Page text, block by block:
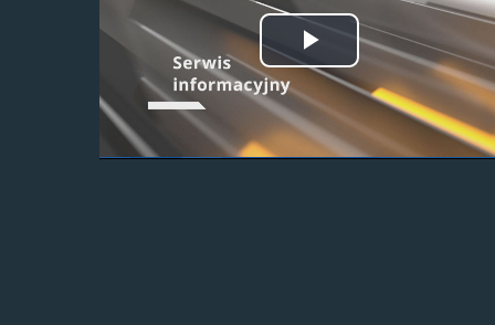
Odtwórz
wideo